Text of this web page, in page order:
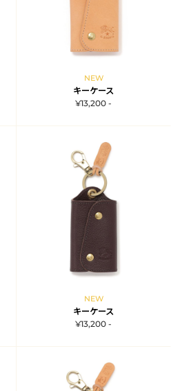
NEW
キーケース
¥13,200 -
NEW
キーケース
¥13,200 -